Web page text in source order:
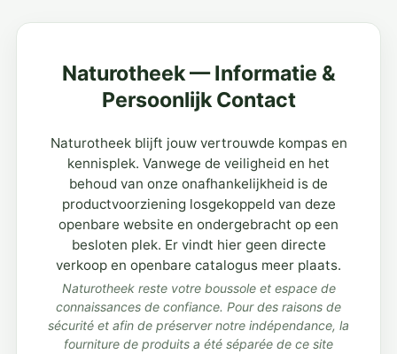
Naturotheek — Informatie &
Persoonlijk Contact
Naturotheek blijft jouw vertrouwde kompas en
kennisplek. Vanwege de veiligheid en het
behoud van onze onafhankelijkheid is de
productvoorziening losgekoppeld van deze
openbare website en ondergebracht op een
besloten plek. Er vindt hier geen directe
verkoop en openbare catalogus meer plaats.
Naturotheek reste votre boussole et espace de
connaissances de confiance. Pour des raisons de
sécurité et afin de préserver notre indépendance, la
fourniture de produits a été séparée de ce site